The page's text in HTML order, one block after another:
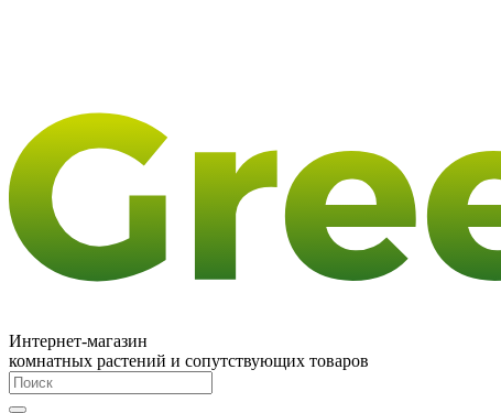
Интернет-магазин
комнатных растений и сопутствующих товаров